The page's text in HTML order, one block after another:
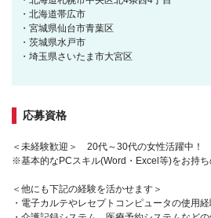
・北海道帯広市
・宮城県仙台市青葉区
・茨城県水戸市
・埼玉県さいたま市大宮区
応募資格
＜未経験歓迎＞ 20代～30代の女性活躍中！
※基本的なPCスキル(Word・Excel等)をお持ち
＜他にも下記の経験を活かせます＞
・電子カルテやレセプトコンピュータの使用